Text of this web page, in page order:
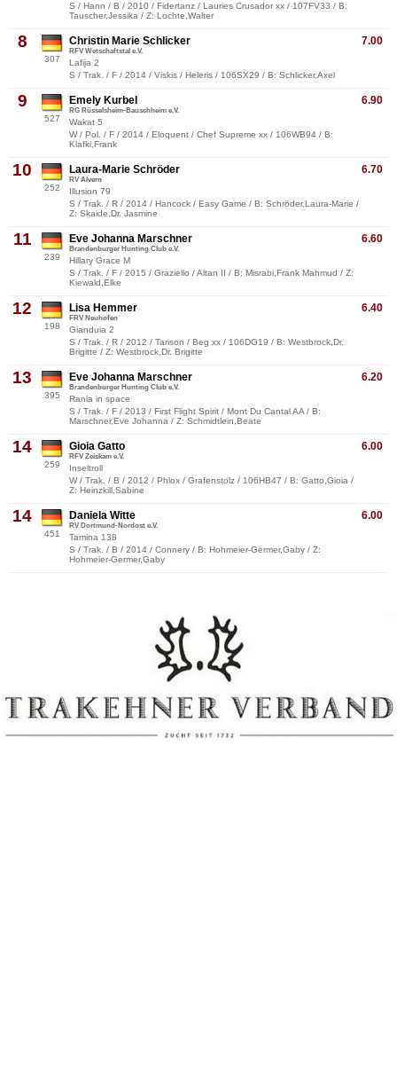
S / Hann / B / 2010 / Fidertanz / Lauries Crusador xx / 107FV33 / B:
Tauscher,Jessika / Z: Lochte,Walter
8
307
7.00
Christin Marie Schlicker
RFV Wetschaftstal e.V.
Lafija 2
S / Trak. / F / 2014 / Viskis / Heleris / 106SX29 / B: Schlicker,Axel
9
527
6.90
Emely Kurbel
RG Rüsselsheim-Bauschheim e.V.
Wakat 5
W / Pol. / F / 2014 / Eloquent / Chef Supreme xx / 106WB94 / B:
Klafki,Frank
10
252
6.70
Laura-Marie Schröder
RV Alvern
Illusion 79
S / Trak. / R / 2014 / Hancock / Easy Game / B: Schröder,Laura-Marie /
Z: Skaide,Dr. Jasmine
11
239
6.60
Eve Johanna Marschner
Brandenburger Hunting Club e.V.
Hillary Grace M
S / Trak. / F / 2015 / Graziello / Altan II / B: Misrabi,Frank Mahmud / Z:
Kiewald,Elke
12
198
6.40
Lisa Hemmer
FRV Neuhofen
Gianduia 2
S / Trak. / R / 2012 / Tarison / Beg xx / 106DG19 / B: Westbrock,Dr.
Brigitte / Z: Westbrock,Dr. Brigitte
13
395
6.20
Eve Johanna Marschner
Brandenburger Hunting Club e.V.
Rania in space
S / Trak. / F / 2013 / First Flight Spirit / Mont Du Cantal AA / B:
Marschner,Eve Johanna / Z: Schmidtlein,Beate
14
259
6.00
Gioia Gatto
RFV Zeiskam e.V.
Inseltroll
W / Trak. / B / 2012 / Phlox / Grafenstolz / 106HB47 / B: Gatto,Gioia /
Z: Heinzkill,Sabine
14
451
6.00
Daniela Witte
RV Dortmund-Nordost e.V.
Tamina 138
S / Trak. / B / 2014 / Connery / B: Hohmeier-Germer,Gaby / Z:
Hohmeier-Germer,Gaby